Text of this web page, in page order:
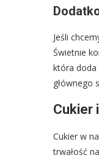
Jeśli
Świetnie
która doda
głównego
Cukier
Cukier w
trwałość